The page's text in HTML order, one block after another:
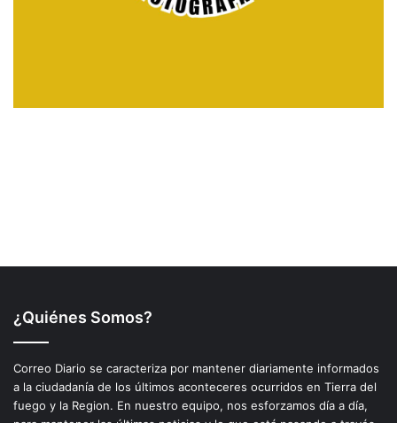
¿Quiénes Somos?
Correo Diario se caracteriza por mantener diariamente informados
a la ciudadanía de los últimos aconteceres ocurridos en Tierra del
fuego y la Region. En nuestro equipo, nos esforzamos día a día,